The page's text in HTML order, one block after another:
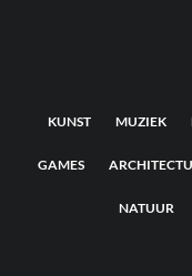
KUNST MUZIEK
GAMES
NATUUR